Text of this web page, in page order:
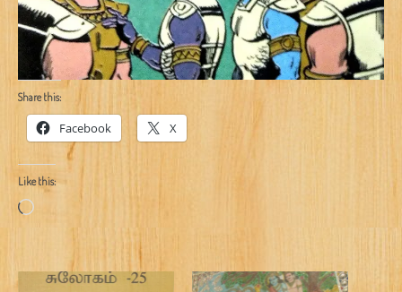
Share this:
Facebook X
Like this:
Loading…